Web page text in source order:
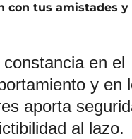
con tus amistades
constancia en el
y en
aporta
al lazo.